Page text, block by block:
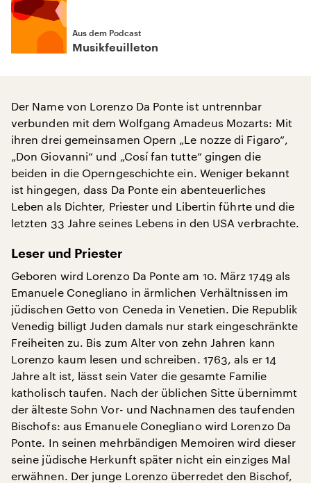
Aus dem Podcast
Musikfeuilleton
Der Name von Lorenzo Da Ponte ist untrennbar
verbunden mit dem Wolfgang Amadeus Mozarts: Mit
ihren drei gemeinsamen Opern „Le nozze di Figaro“,
„Don Giovanni“ und „Cosí fan tutte“ gingen die
beiden in die Operngeschichte ein. Weniger bekannt
ist hingegen, dass Da Ponte ein abenteuerliches
Leben als Dichter, Priester und Libertin führte und die
letzten 33 Jahre seines Lebens in den USA verbrachte.
Leser und Priester
Geboren wird Lorenzo Da Ponte am 10. März 1749 als
Emanuele Conegliano in ärmlichen Verhältnissen im
jüdischen Getto von Ceneda in Venetien. Die Republik
Venedig billigt Juden damals nur stark eingeschränkte
Freiheiten zu. Bis zum Alter von zehn Jahren kann
Lorenzo kaum lesen und schreiben. 1763, als er 14
Jahre alt ist, lässt sein Vater die gesamte Familie
katholisch taufen. Nach der üblichen Sitte übernimmt
der älteste Sohn Vor- und Nachnamen des taufenden
Bischofs: aus Emanuele Conegliano wird Lorenzo Da
Ponte. In seinen mehrbändigen Memoiren wird dieser
seine jüdische Herkunft später nicht ein einziges Mal
erwähnen. Der junge Lorenzo überredet den Bischof,